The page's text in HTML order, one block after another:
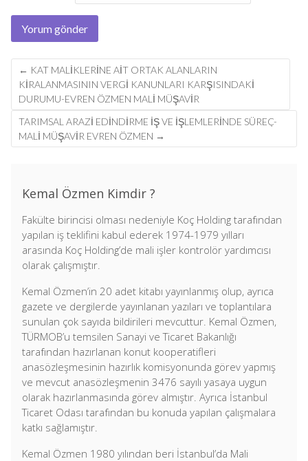
Post
navigation
← KAT MALIKLERINE AIT ORTAK ALANLARIN
KIRALANMASININ VERGI KANUNLARI KARŞISINDAKI
DURUMU-EVREN ÖZMEN MALİ MÜŞAVİR
TARIMSAL ARAZİ EDİNDİRME İŞ VE İŞLEMLERİNDE SÜREÇ-
MALİ MÜŞAVİR EVREN ÖZMEN →
Kemal Özmen Kimdir ?
Fakülte birincisi olması nedeniyle Koç Holding tarafından
yapılan iş teklifini kabul ederek 1974-1979 yılları
arasında Koç Holding’de mali işler kontrolör yardımcısı
olarak çalışmıştır.
Kemal Özmen’in 20 adet kitabı yayınlanmış olup, ayrıca
gazete ve dergilerde yayınlanan yazıları ve toplantılara
sunulan çok sayıda bildirileri mevcuttur. Kemal Özmen,
TÜRMOB’u temsilen Sanayi ve Ticaret Bakanlığı
tarafından hazırlanan konut kooperatifleri
anasözleşmesinin hazırlık komisyonunda görev yapmış
ve mevcut anasözleşmenin 3476 sayılı yasaya uygun
olarak hazırlanmasında görev almıştır. Ayrıca İstanbul
Ticaret Odası tarafından bu konuda yapılan çalışmalara
katkı sağlamıştır.
Kemal Özmen 1980 yılından beri İstanbul’da Mali